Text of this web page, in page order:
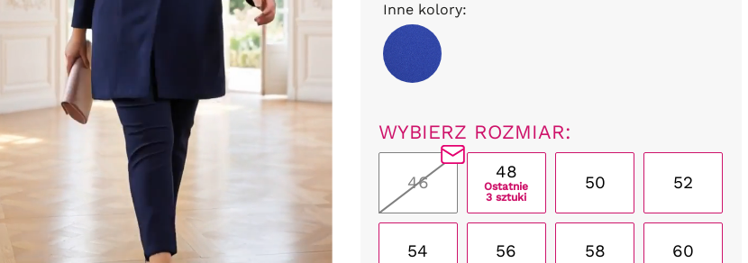
Inne kolory:
WYBIERZ ROZMIAR:
46
48
Ostatnie
3 sztuki
50 52
54 56 58 60